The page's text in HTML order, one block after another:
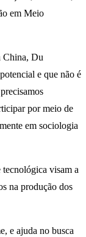
em Meio
China, Du
e que não é
por meio de
em sociologia
visam a
na produção dos
e ajuda no busca